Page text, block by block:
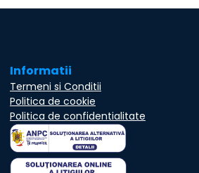
Informatii
Termeni si Conditii
Politica de cookie
Politica de confidentialitate